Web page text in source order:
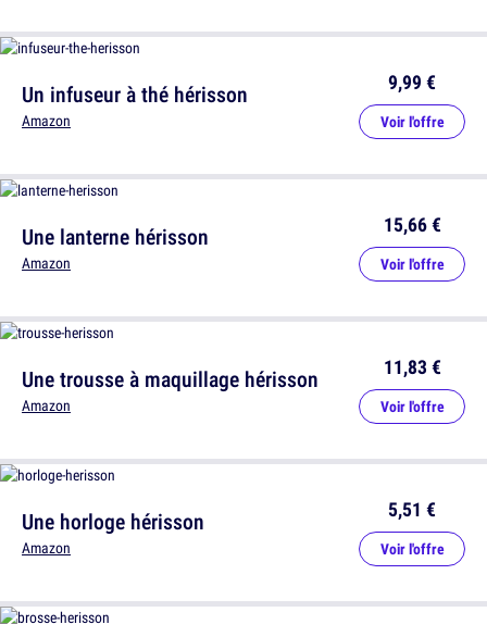
Une lanterne hérisson
Amazon
15,66 €
Voir l'offre
Une trousse à maquillage hérisson
Amazon
11,83 €
Voir l'offre
Un infuseur à thé hérisson
Amazon
9,99 €
Voir l'offre
Une horloge hérisson
Amazon
5,51 €
Voir l'offre